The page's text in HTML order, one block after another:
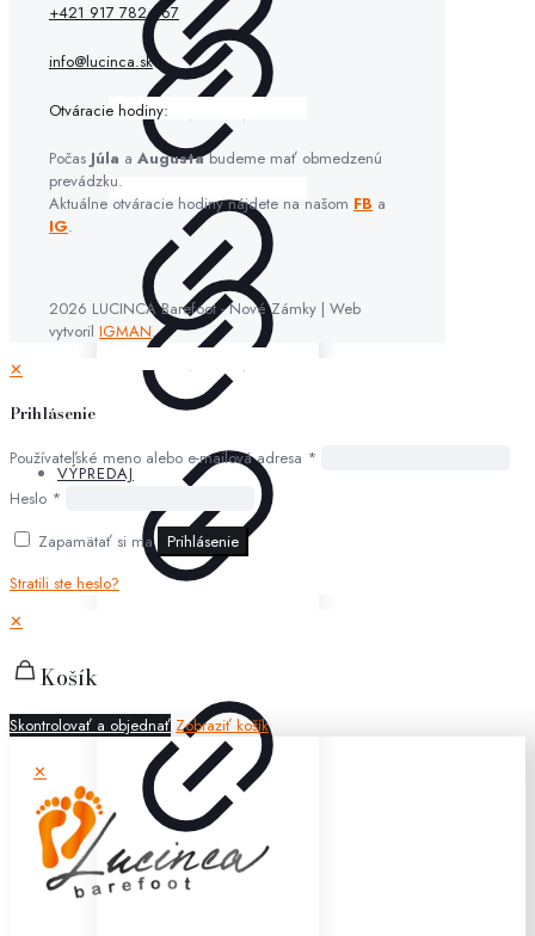
VÝPREDAJ
+421 917 782 667
info@lucinca.sk
Otváracie hodiny:
Počas Júla a Augustabudeme mať obmedzenú
prevádzku.
Aktuálne otváracie hodiny nájdete na našom FB a
IG.
2026 LUCINCA Barefoot - Nové Zámky | Web
vytvoril IGMAN.
✕
Prihlásenie
Používateľské meno alebo e-mailová adresa *
Heslo *
Zapamätať si ma
Prihlásenie
Stratili ste heslo?
✕
Košík
Skontrolovať a objednať Zobraziť košík
✕